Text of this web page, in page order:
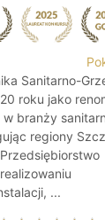
Sanitarno-
roku jako
w branży
regiony
...